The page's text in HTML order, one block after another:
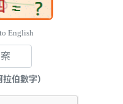
English
伯數字）